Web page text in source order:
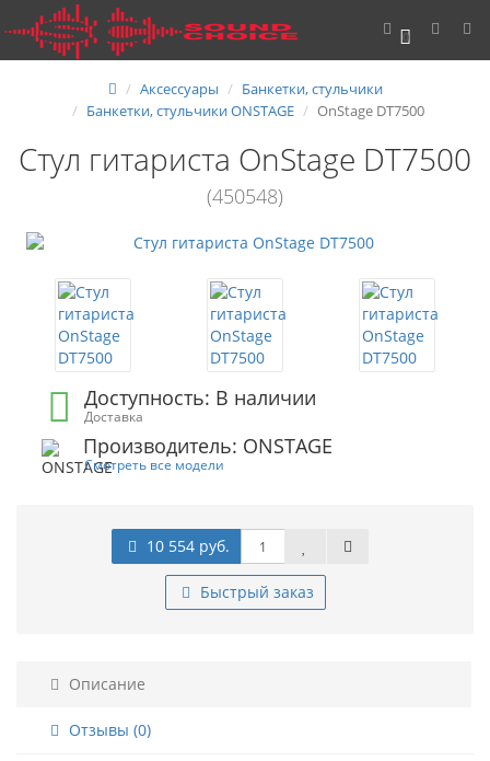
0
Аксессуары
Банкетки, стульчики
Банкетки, стульчики ONSTAGE
OnStage DT7500
Стул гитариста OnStage DT7500
(450548)
Доступность: В наличии
Доставка
Производитель: ONSTAGE
Смотреть все модели
10 554 руб.
Быстрый заказ
Описание
Отзывы (0)